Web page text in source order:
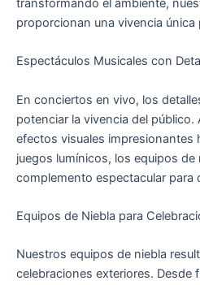
transformando el ambiente,
proporcionan una vivencia única
Espectáculos Musicales con
En conciertos en vivo, los
potenciar la vivencia del público.
efectos visuales impresionantes
juegos lumínicos, los equipos de
complemento espectacular para
Equipos de Niebla para
Nuestros equipos de niebla
celebraciones exteriores. Desde